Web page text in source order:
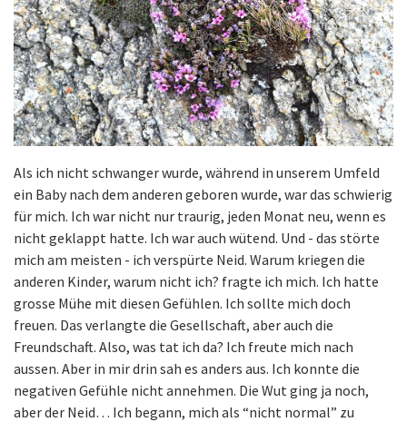
Als ich nicht schwanger wurde, während in unserem Umfeld
ein Baby nach dem anderen geboren wurde, war das schwierig
für mich. Ich war nicht nur traurig, jeden Monat neu, wenn es
nicht geklappt hatte. Ich war auch wütend. Und - das störte
mich am meisten - ich verspürte Neid. Warum kriegen die
anderen Kinder, warum nicht ich? fragte ich mich. Ich hatte
grosse Mühe mit diesen Gefühlen. Ich sollte mich doch
freuen. Das verlangte die Gesellschaft, aber auch die
Freundschaft. Also, was tat ich da? Ich freute mich nach
aussen. Aber in mir drin sah es anders aus. Ich konnte die
negativen Gefühle nicht annehmen. Die Wut ging ja noch,
aber der Neid… Ich begann, mich als “nicht normal” zu